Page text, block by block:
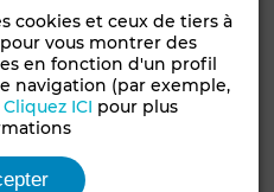
cookies et ceux de tiers à
vous montrer des
en fonction d'un profil
navigation (par exemple,
Cliquez ICI pour plus